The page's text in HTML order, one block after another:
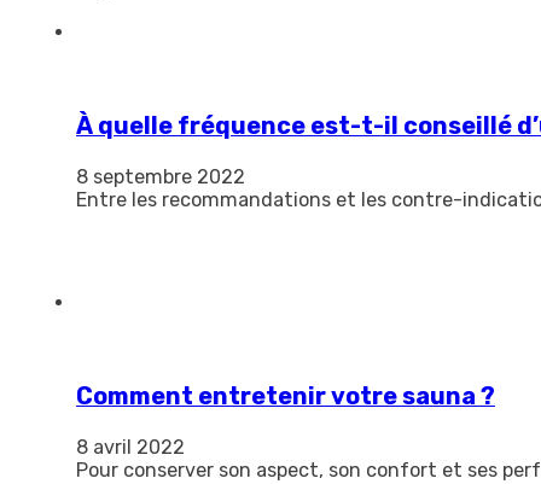
À quelle fréquence est-t-il conseillé
8 septembre 2022
Entre les recommandations et les contre-
Comment entretenir votre sauna ?
8 avril 2022
Pour conserver son aspect, son confort et ses